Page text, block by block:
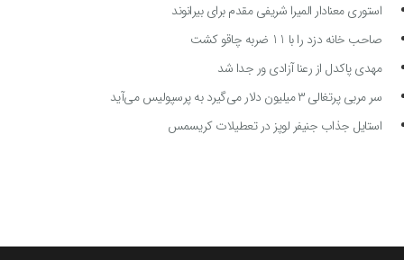
استوری معنادار المیرا شریفی مقدم برای بیرانوند
صاحب خانه دزد را با 11 ضربه چاقو کشت
مهدی پاکدل از رعنا آزادی ور جدا شد
سر مربی پرتغالی ۳ میلیون دلار می‌گیرد به پرسپولیس می‌آید
استایل جذاب جنیفر لوپز در تعطیلات کریسمس